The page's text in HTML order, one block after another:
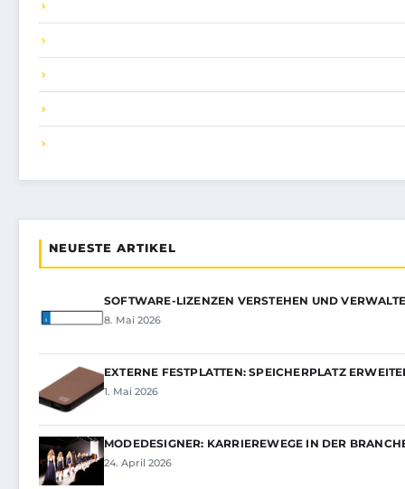
NEUESTE ARTIKEL
SOFTWARE-LIZENZEN VERSTEHEN UND
8. Mai 2026
EXTERNE FESTPLATTEN: SPEICHERPLATZ
1. Mai 2026
MODEDESIGNER: KARRIEREWEGE IN DER
24. April 2026